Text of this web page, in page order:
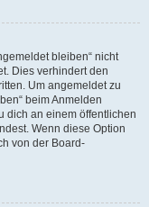
bleiben“ nicht
Dies verhindert den
Um angemeldet zu
beim Anmelden
dich an einem öffentlichen
Wenn diese Option
von der Board-